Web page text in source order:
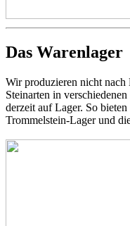
Das Warenlager
Wir produzieren nicht
Steinarten in
derzeit auf Lager. So
Trommelstein-Lager und